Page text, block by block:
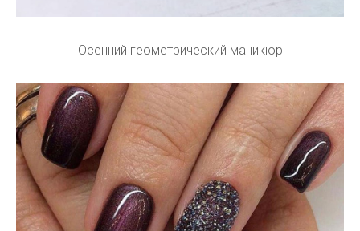
Осенний геометрический маникюр